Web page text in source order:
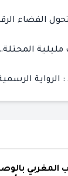
المغربي